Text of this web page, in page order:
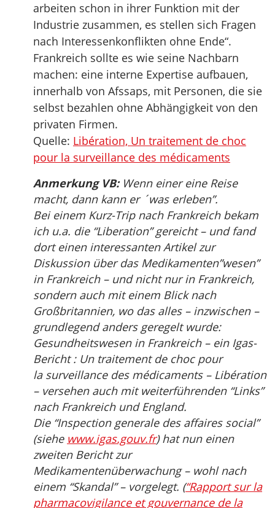
arbeiten schon in ihrer Funktion mit der
Industrie zusammen, es stellen sich Fragen
nach Interessenkonflikten ohne Ende“.
Frankreich sollte es wie seine Nachbarn
machen: eine interne Expertise aufbauen,
innerhalb von Afssaps, mit Personen, die sie
selbst bezahlen ohne Abhängigkeit von den
privaten Firmen.
Quelle: Libération, Un traitement de choc
pour la surveillance des médicaments
Anmerkung VB:Wenn einer eine Reise
macht, dann kann er ´was erleben”.
Bei einem Kurz-Trip nach Frankreich bekam
ich u.a. die “Liberation” gereicht – und fand
dort einen interessanten Artikel zur
Diskussion über das Medikamenten”wesen”
in Frankreich – und nicht nur in Frankreich,
sondern auch mit einem Blick nach
Großbritannien, wo das alles – inzwischen –
grundlegend anders geregelt wurde:
Gesundheitswesen in Frankreich – ein Igas-
Bericht : Un traitement de choc pour
la surveillance des médicaments – Libération
– versehen auch mit weiterführenden “Links”
nach Frankreich und England.
Die “Inspection generale des affaires social”
(siehe www.igas.gouv.fr) hat nun einen
zweiten Bericht zur
Medikamentenüberwachung – wohl nach
einem “Skandal” – vorgelegt. (“Rapport sur la
pharmacovigilance et gouvernance de la